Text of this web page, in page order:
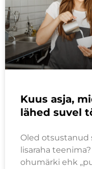
Kuus asja,
lähed suvel
Oled otsustanud
lisaraha
ohumärki ehk